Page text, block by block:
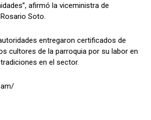
afirmó la viceministra de
Soto.
entregaron certificados de
cultores de la parroquia por su labor en
en el sector.